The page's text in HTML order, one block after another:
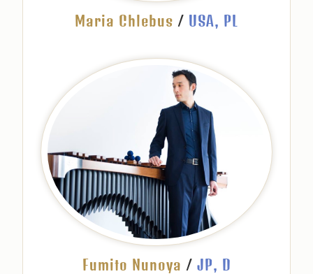
Maria Chlebus / USA, PL
Fumito Nunoya / JP, D